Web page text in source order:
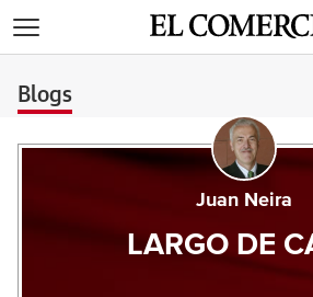
Blogs
Juan Neira
LARGO DE